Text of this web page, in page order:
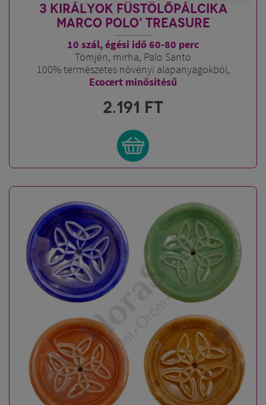
3 KIRÁLYOK FÜSTÖLŐPÁLCIKA
MARCO POLO' TREASURE
10 szál, égési idő 60-80 perc
Tömjén, mirha, Palo Santo
100% természetes növényi alapanyagokból,
Ecocert minősítésű
2.191 FT